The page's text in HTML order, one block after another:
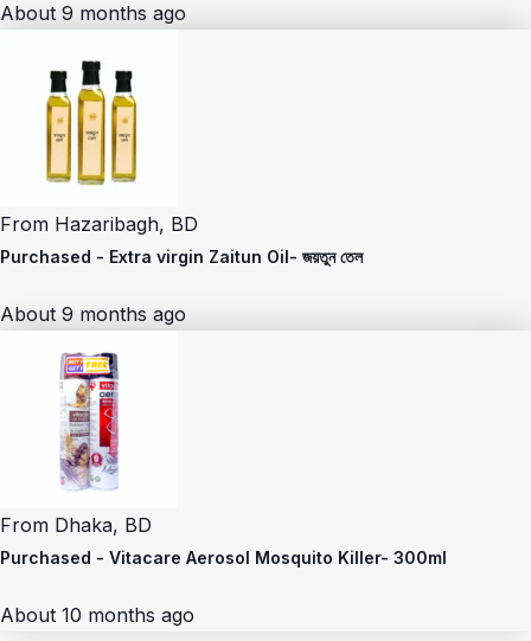
About 9 months ago
From Hazaribagh, BD
Purchased - Extra virgin Zaitun Oil- জয়তুন তেল
About 9 months ago
From Dhaka, BD
Purchased - Vitacare Aerosol Mosquito Killer- 300ml
About 10 months ago